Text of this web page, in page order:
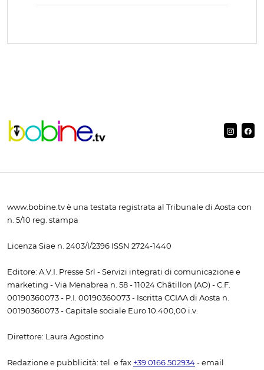
www.bobine.tv è una testata registrata al Tribunale di Aosta con
n. 5/10 reg. stampa
Licenza Siae n. 2403/I/2396 ISSN 2724-1440
Editore: A.V.I. Presse Srl - Servizi integrati di comunicazione e
marketing - Via Menabrea n. 58 - 11024 Châtillon (AO) - C.F.
00190360073 - P.I. 00190360073 - Iscritta CCIAA di Aosta n.
00190360073 - Capitale sociale Euro 10.400,00 i.v.
Direttore: Laura Agostino
Redazione e pubblicità: tel. e fax +39 0166 502934 - email